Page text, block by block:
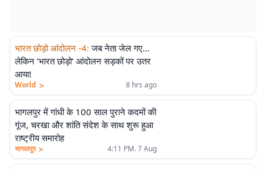
भारत छोड़ो आंदोलन -4: जब नेता जेल गए...
लेकिन ‘भारत छोड़ो’ आंदोलन सड़कों पर उतर
आया!
World > 8 hrs ago
भागलपुर में गांधी के 100 साल पुराने कदमों की
गूंज, चरखा और शांति संदेश के साथ शुरू हुआ
राष्ट्रीय समारोह
भागलपुर > 4:11 PM. 7 Aug